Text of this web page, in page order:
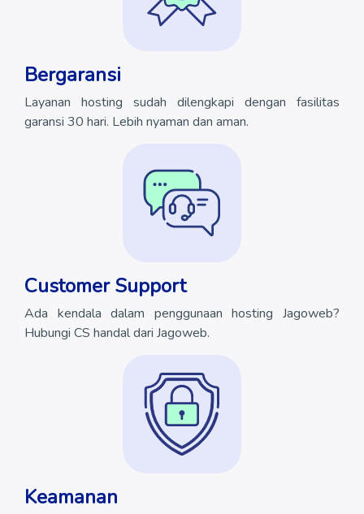
Bergaransi
Layanan hosting sudah dilengkapi dengan fasilitas
garansi 30 hari. Lebih nyaman dan aman.
Customer Support
Ada kendala dalam penggunaan hosting Jagoweb?
Hubungi CS handal dari Jagoweb.
Keamanan